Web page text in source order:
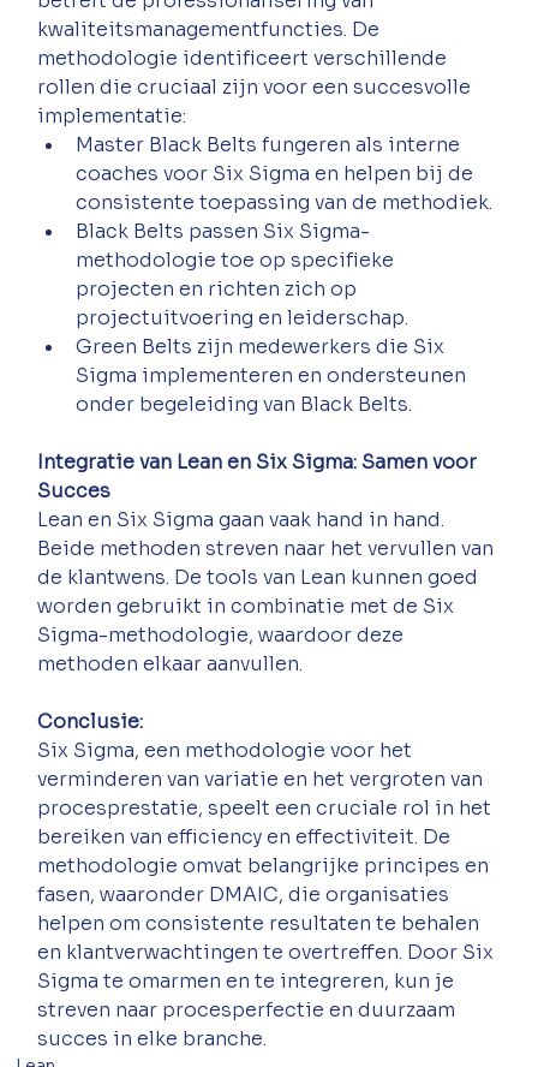
kwaliteitsmanagementfuncties. De
methodologie identificeert verschillende
rollen die cruciaal zijn voor een succesvolle
implementatie:
Master Black Belts fungeren als interne
coaches voor Six Sigma en helpen bij de
consistente toepassing van de methodiek.
Black Belts passen Six Sigma-
methodologie toe op specifieke
projecten en richten zich op
projectuitvoering en leiderschap.
Green Belts zijn medewerkers die Six
Sigma implementeren en ondersteunen
onder begeleiding van Black Belts.
Integratie van Lean en Six Sigma: Samen voor
Succes
Lean en Six Sigma gaan vaak hand in hand.
Beide methoden streven naar het vervullen van
de klantwens. De tools van Lean kunnen goed
worden gebruikt in combinatie met de Six
Sigma-methodologie, waardoor deze
methoden elkaar aanvullen.
Conclusie:
Six Sigma, een methodologie voor het
verminderen van variatie en het vergroten van
procesprestatie, speelt een cruciale rol in het
bereiken van efficiency en effectiviteit. De
methodologie omvat belangrijke principes en
fasen, waaronder DMAIC, die organisaties
helpen om consistente resultaten te behalen
en klantverwachtingen te overtreffen. Door Six
Sigma te omarmen en te integreren, kun je
streven naar procesperfectie en duurzaam
succes in elke branche.